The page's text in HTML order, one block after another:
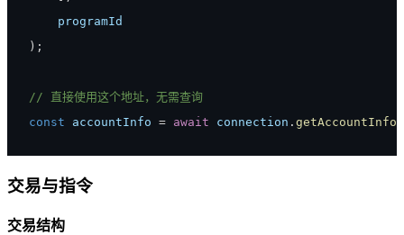
) ;
// 直接使用这个地址，无需查询
const accountInfo = await connection . getAccountInfo
交易与指令
交易结构